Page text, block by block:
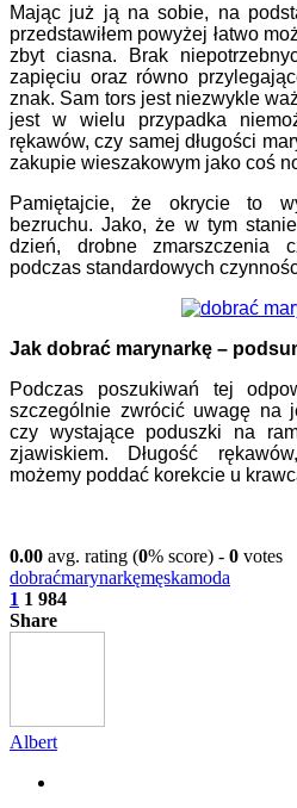
Mając już ją na sobie, na
przedstawiłem powyżej łatwo
zbyt ciasna. Brak
zapięciu oraz równo
znak. Sam tors jest niezwykle
jest w wielu przypadka
rękawów, czy samej długości
zakupie wieszakowym jako coś
Pamiętajcie, że okrycie to
bezruchu. Jako, że w tym
dzień, drobne zmarszczenia
podczas standardowych
Jak dobrać marynarkę –
Podczas poszukiwań tej
szczególnie zwrócić uwagę na
czy wystające poduszki na
zjawiskiem. Długość
możemy poddać korekcie u
0.00 avg. rating (0% score) - 0 votes
dobraćmarynarkęmęskamoda
1 1 984
Share
Albert